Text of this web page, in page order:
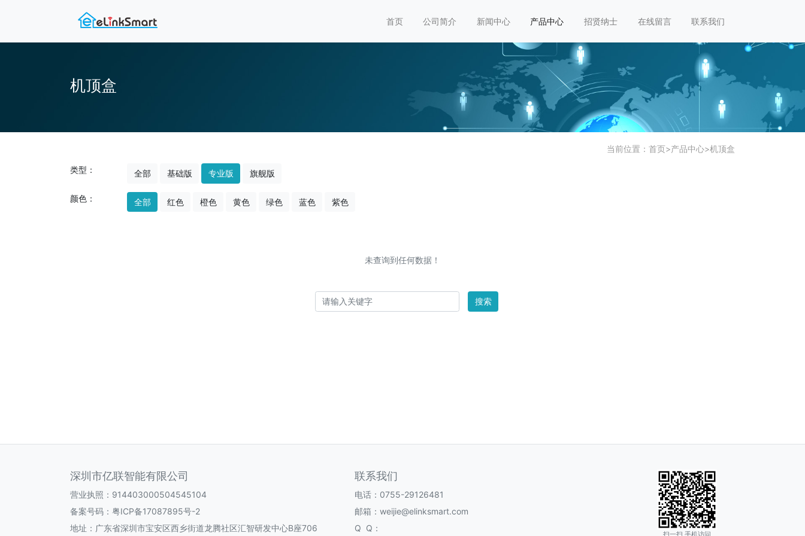
首页 公司简介 新闻中心 产品中心 招贤纳士 在线留言 联系我们
机顶盒
当前位置： 首页>产品中心>机顶盒
类型： 全部 基础版 专业版 旗舰版
颜色： 全部 红色 橙色 黄色 绿色 蓝色 紫色
未查询到任何数据！
搜索
深圳市亿联智能有限公司
营业执照：914403000504545104
备案号码： 粤ICP备17087895号-2
地址：广东省深圳市宝安区西乡街道龙腾社区汇智研发中心B座706
联系我们
电话：0755-29126481
邮箱：weijie@elinksmart.com
Q Q：
扫一扫 手机访问